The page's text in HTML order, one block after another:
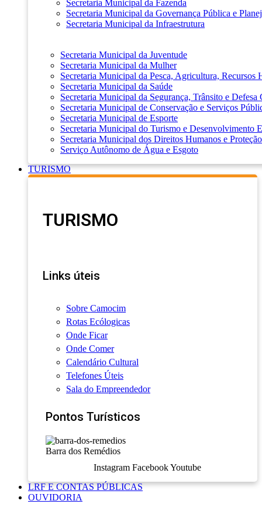
Secretaria Municipal da Fazenda
Secretaria Municipal da Governança Pública e
Secretaria Municipal da Infraestrutura
Secretaria Municipal da Juventude
Secretaria Municipal da Mulher
Secretaria Municipal da Pesca, Agricultura, Recursos
Secretaria Municipal da Saúde
Secretaria Municipal da Segurança, Trânsito e Defesa
Secretaria Municipal de Conservação e Serviços
Secretaria Municipal de Esporte
Secretaria Municipal do Turismo e Desenvolvimento
Secretaria Municipal dos Direitos Humanos e
Serviço Autônomo de Água e Esgoto
TURISMO
TURISMO
Links úteis
Sobre Camocim
Rotas Ecólogicas
Onde Ficar
Onde Comer
Calendário Cultural
Telefones Úteis
Sala do Empreendedor
Pontos Turísticos
Barra dos Remédios
Instagram Facebook Youtube
LRF E CONTAS PÚBLICAS
OUVIDORIA